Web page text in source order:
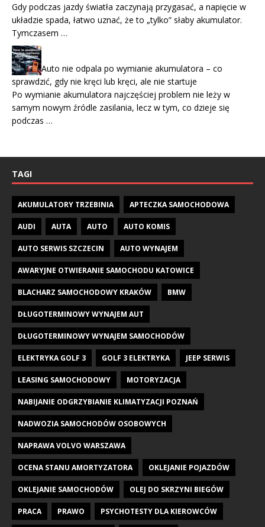
Gdy podczas jazdy światła zaczynają przygasać, a napięcie w
układzie spada, łatwo uznać, że to „tylko” słaby akumulator.
Tymczasem …
Auto nie odpala po wymianie akumulatora – co
sprawdzić, gdy nie kręci lub kręci, ale nie startuje
Po wymianie akumulatora najczęściej problem nie leży w
samym nowym źródle zasilania, lecz w tym, co dzieje się
podczas …
TAGI
AKUMULATORY TRZEBINIA APTECZKA SAMOCHODOWA
AUDI AUTA AUTO AUTO KOMIS
AUTO SERWIS SZCZECIN AUTO WYNAJEM
AWARYJNE OTWIERANIE SAMOCHODU KATOWICE
BLACHARZ SAMOCHODOWY KRAKÓW BMW
DŁUGOTERMINOWY WYNAJEM AUT
DŁUGOTERMINOWY WYNAJEM SAMOCHODÓW
ELEKTRYKA GOLF 3 GOLF 3 ELEKTRYKA JEEP SERWIS
LEASING SAMOCHODOWY MOTORYZACJA
NABIJANIE ODGRZYBIANIE KLIMATYZACJI POZNAŃ
NADWOZIA SAMOCHODÓW OSOBOWYCH
NAPRAWA VOLVO WARSZAWA
OCENA STANU AMORTYZATORA OKLEJANIE POJAZDÓW
OKLEJANIE SAMOCHODÓW OLEJ DO SKRZYNI BIEGÓW
PRACA PRAWO PSYCHOTESTY DLA KIEROWCÓW